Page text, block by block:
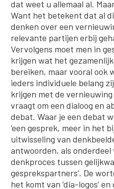
dat weet u allemaal al.
Want het betekent dat al
denken over een
relevante partijen erbij
Vervolgens moet men in
krijgen wat het
bereiken, maar vooral ook
ieders individuele belang
krijgen met de
vraagt om een dialoog en
debat. Waar je een debat
‘een gesprek, meer in het
uitwisseling van
antwoorden, als onderdeel
denkproces tussen
gesprekspartners’. De
het komt van ‘dia-logos’